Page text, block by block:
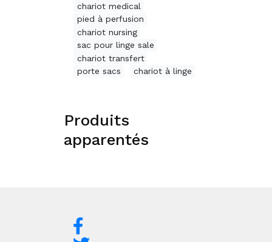
chariot medical
pied à perfusion
chariot nursing
sac pour linge sale
chariot transfert
porte sacs
chariot à linge
Produits
apparentés